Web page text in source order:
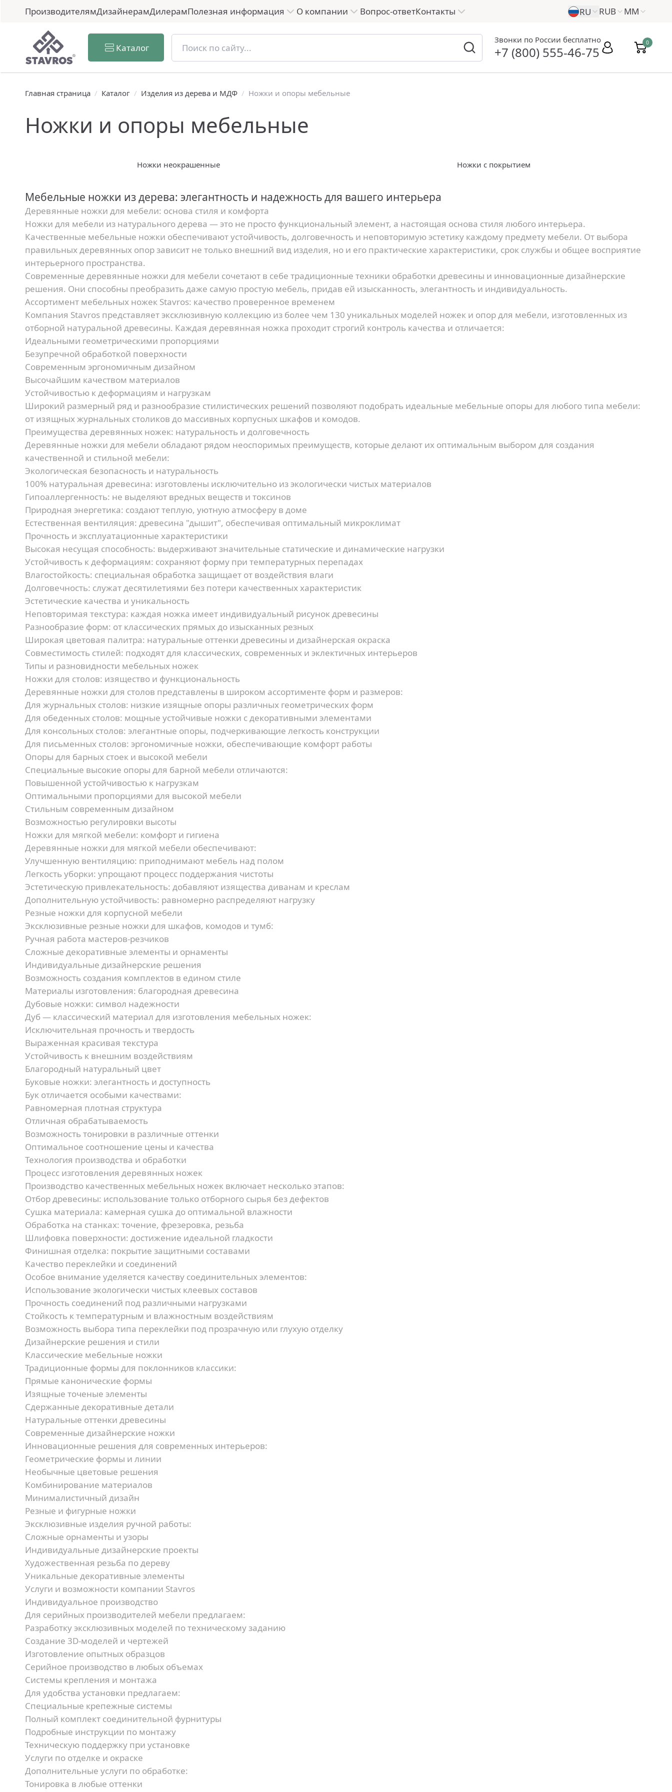
ПроизводителямДизайнерамДилерамПолезная информация О компании Вопрос-ответКонтакты RU RUB ММ
Каталог
Звонки по России бесплатно
+7 (800) 555-46-75
0
Главная страница / Каталог / Изделия из дерева и МДФ / Ножки и опоры мебельные
Ножки и опоры мебельные
Ножки неокрашенные Ножки с покрытием
Мебельные ножки из дерева: элегантность и надежность для вашего интерьера
Деревянные ножки для мебели: основа стиля и комфорта
Ножки для мебели из натурального дерева — это не просто функциональный элемент, а настоящая основа стиля любого интерьера.
Качественные мебельные ножки обеспечивают устойчивость, долговечность и неповторимую эстетику каждому предмету мебели. От выбора
правильных деревянных опор зависит не только внешний вид изделия, но и его практические характеристики, срок службы и общее восприятие
интерьерного пространства.
Современные деревянные ножки для мебели сочетают в себе традиционные техники обработки древесины и инновационные дизайнерские
решения. Они способны преобразить даже самую простую мебель, придав ей изысканность, элегантность и индивидуальность.
Ассортимент мебельных ножек Stavros: качество проверенное временем
Компания Stavros представляет эксклюзивную коллекцию из более чем 130 уникальных моделей ножек и опор для мебели, изготовленных из
отборной натуральной древесины. Каждая деревянная ножка проходит строгий контроль качества и отличается:
Идеальными геометрическими пропорциями
Безупречной обработкой поверхности
Современным эргономичным дизайном
Высочайшим качеством материалов
Устойчивостью к деформациям и нагрузкам
Широкий размерный ряд и разнообразие стилистических решений позволяют подобрать идеальные мебельные опоры для любого типа мебели:
от изящных журнальных столиков до массивных корпусных шкафов и комодов.
Преимущества деревянных ножек: натуральность и долговечность
Деревянные ножки для мебели обладают рядом неоспоримых преимуществ, которые делают их оптимальным выбором для создания
качественной и стильной мебели:
Экологическая безопасность и натуральность
100% натуральная древесина: изготовлены исключительно из экологически чистых материалов
Гипоаллергенность: не выделяют вредных веществ и токсинов
Природная энергетика: создают теплую, уютную атмосферу в доме
Естественная вентиляция: древесина "дышит", обеспечивая оптимальный микроклимат
Прочность и эксплуатационные характеристики
Высокая несущая способность: выдерживают значительные статические и динамические нагрузки
Устойчивость к деформациям: сохраняют форму при температурных перепадах
Влагостойкость: специальная обработка защищает от воздействия влаги
Долговечность: служат десятилетиями без потери качественных характеристик
Эстетические качества и уникальность
Неповторимая текстура: каждая ножка имеет индивидуальный рисунок древесины
Разнообразие форм: от классических прямых до изысканных резных
Широкая цветовая палитра: натуральные оттенки древесины и дизайнерская окраска
Совместимость стилей: подходят для классических, современных и эклектичных интерьеров
Типы и разновидности мебельных ножек
Ножки для столов: изящество и функциональность
Деревянные ножки для столов представлены в широком ассортименте форм и размеров:
Для журнальных столов: низкие изящные опоры различных геометрических форм
Для обеденных столов: мощные устойчивые ножки с декоративными элементами
Для консольных столов: элегантные опоры, подчеркивающие легкость конструкции
Для письменных столов: эргономичные ножки, обеспечивающие комфорт работы
Опоры для барных стоек и высокой мебели
Специальные высокие опоры для барной мебели отличаются:
Повышенной устойчивостью к нагрузкам
Оптимальными пропорциями для высокой мебели
Стильным современным дизайном
Возможностью регулировки высоты
Ножки для мягкой мебели: комфорт и гигиена
Деревянные ножки для мягкой мебели обеспечивают:
Улучшенную вентиляцию: приподнимают мебель над полом
Легкость уборки: упрощают процесс поддержания чистоты
Эстетическую привлекательность: добавляют изящества диванам и креслам
Дополнительную устойчивость: равномерно распределяют нагрузку
Резные ножки для корпусной мебели
Эксклюзивные резные ножки для шкафов, комодов и тумб:
Ручная работа мастеров-резчиков
Сложные декоративные элементы и орнаменты
Индивидуальные дизайнерские решения
Возможность создания комплектов в едином стиле
Материалы изготовления: благородная древесина
Дубовые ножки: символ надежности
Дуб — классический материал для изготовления мебельных ножек:
Исключительная прочность и твердость
Выраженная красивая текстура
Устойчивость к внешним воздействиям
Благородный натуральный цвет
Буковые ножки: элегантность и доступность
Бук отличается особыми качествами:
Равномерная плотная структура
Отличная обрабатываемость
Возможность тонировки в различные оттенки
Оптимальное соотношение цены и качества
Технология производства и обработки
Процесс изготовления деревянных ножек
Производство качественных мебельных ножек включает несколько этапов:
Отбор древесины: использование только отборного сырья без дефектов
Сушка материала: камерная сушка до оптимальной влажности
Обработка на станках: точение, фрезеровка, резьба
Шлифовка поверхности: достижение идеальной гладкости
Финишная отделка: покрытие защитными составами
Качество переклейки и соединений
Особое внимание уделяется качеству соединительных элементов:
Использование экологически чистых клеевых составов
Прочность соединений под различными нагрузками
Стойкость к температурным и влажностным воздействиям
Возможность выбора типа переклейки под прозрачную или глухую отделку
Дизайнерские решения и стили
Классические мебельные ножки
Традиционные формы для поклонников классики:
Прямые канонические формы
Изящные точеные элементы
Сдержанные декоративные детали
Натуральные оттенки древесины
Современные дизайнерские ножки
Инновационные решения для современных интерьеров:
Геометрические формы и линии
Необычные цветовые решения
Комбинирование материалов
Минималистичный дизайн
Резные и фигурные ножки
Эксклюзивные изделия ручной работы:
Сложные орнаменты и узоры
Индивидуальные дизайнерские проекты
Художественная резьба по дереву
Уникальные декоративные элементы
Услуги и возможности компании Stavros
Индивидуальное производство
Для серийных производителей мебели предлагаем:
Разработку эксклюзивных моделей по техническому заданию
Создание 3D-моделей и чертежей
Изготовление опытных образцов
Серийное производство в любых объемах
Системы крепления и монтажа
Для удобства установки предлагаем:
Специальные крепежные системы
Полный комплект соединительной фурнитуры
Подробные инструкции по монтажу
Техническую поддержку при установке
Услуги по отделке и окраске
Дополнительные услуги по обработке:
Тонировка в любые оттенки